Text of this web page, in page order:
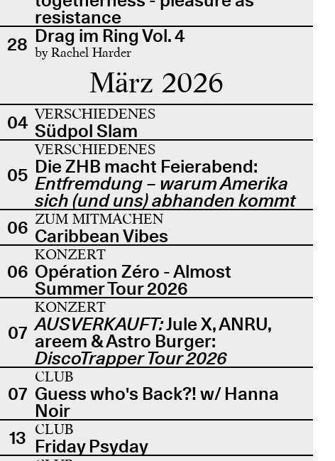
resistance
28 Drag im Ring Vol. 4
by Rachel Harder
März 2026
04 VERSCHIEDENES
Südpol Slam
05
VERSCHIEDENES
Die ZHB macht Feierabend:
Entfremdung – warum Amerika
sich (und uns) abhanden kommt
06 ZUM MITMACHEN
Caribbean Vibes
06
KONZERT
Opération Zéro - Almost
Summer Tour 2026
07
KONZERT
AUSVERKAUFT:Jule X, ANRU,
areem & Astro Burger:
DiscoTrapper Tour 2026
07
CLUB
Guess who's Back?! w/ Hanna
Noir
13 CLUB
Friday Psyday